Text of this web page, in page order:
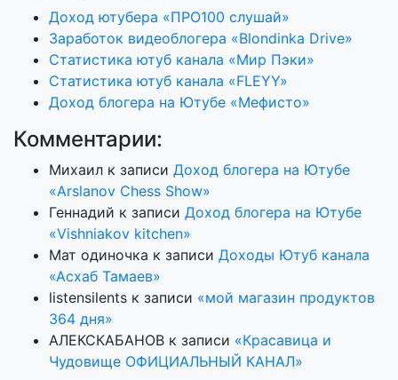
Доход ютубера «ПРО100 слушай»
Заработок видеоблогера «Blondinka Drive»
Статистика ютуб канала «Мир Пэки»
Статистика ютуб канала «FLEYY»
Доход блогера на Ютубе «Мефисто»
Комментарии:
Михаил к записи Доход блогера на Ютубе
«Arslanov Chess Show»
Геннадий к записи Доход блогера на Ютубе
«Vishniakov kitchen»
Мат одиночка к записи Доходы Ютуб канала
«Асхаб Тамаев»
listensilents к записи «мой магазин продуктов
364 дня»
АЛЕКСКАБАНОВ к записи «Красавица и
Чудовище ОФИЦИАЛЬНЫЙ КАНАЛ»